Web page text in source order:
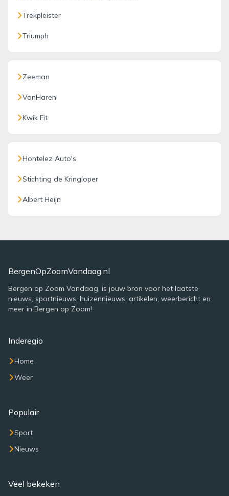
Trekpleister
Triumph
Zeeman
VanHaren
Kwik Fit
Hontelez Auto's
Stichting de Kringloper
Albert Heijn
BergenOpZoomVandaag.nl
Bergen op Zoom Vandaag, is jouw bron voor het laatste
nieuws, sportnieuws, huizennieuws, artikelen, weerbericht en
meer in Bergen op Zoom!
Inderegio
Home
Weer
Populair
Sport
Nieuws
Veel bekeken